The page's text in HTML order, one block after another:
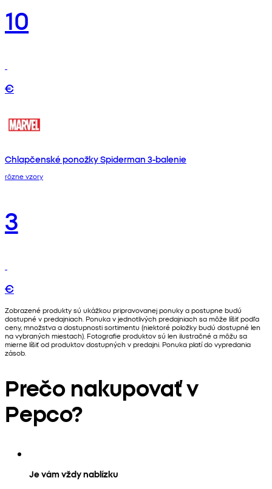
10
€
Chlapčenské ponožky Spiderman 3-balenie
rôzne vzory
3
€
Zobrazené produkty sú ukážkou pripravovanej ponuky a postupne budú
dostupné v predajniach. Ponuka v jednotlivých predajniach sa môže líšiť podľa
ceny, množstva a dostupnosti sortimentu (niektoré položky budú dostupné len
na vybraných miestach). Fotografie produktov sú len ilustračné a môžu sa
mierne líšiť od produktov dostupných v predajni. Ponuka platí do vypredania
zásob.
Prečo nakupovať v
Pepco?
Je vám vždy nablízku